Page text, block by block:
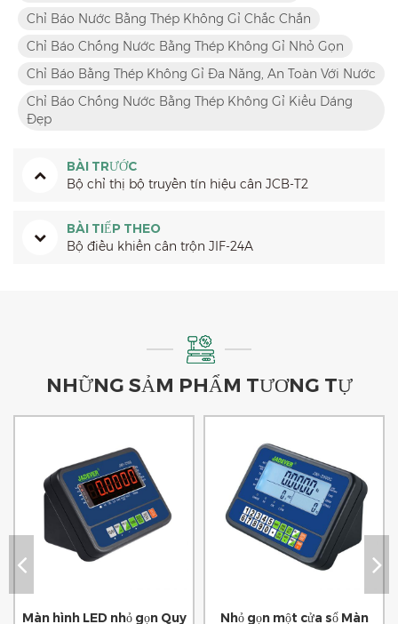
Chỉ Báo Nước Bằng Thép Không Gỉ Chắc Chắn
Chỉ Báo Chống Nước Bằng Thép Không Gỉ Nhỏ Gọn
Chỉ Báo Bằng Thép Không Gỉ Đa Năng, An Toàn Với Nước
Chỉ Báo Chống Nước Bằng Thép Không Gỉ Kiểu Dáng
Đẹp
BÀI TRƯỚC
Bộ chỉ thị bộ truyền tín hiệu cân JCB-T2
BÀI TIẾP THEO
Bộ điều khiển cân trộn JIF-24A
NHỮNG SẢM PHẨM TƯƠNG TỰ
Màn hình LED nhỏ gọn Quy
Nhỏ gọn một cửa sổ Màn